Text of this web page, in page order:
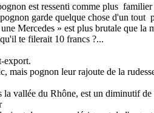
est ressenti comme plus
garde quelque chose d'un tout
Mercedes » est plus brutale que
te filerait 10 francs ?...
export.
mais pognon leur rajoute de la
vallée du Rhône, est un diminutif